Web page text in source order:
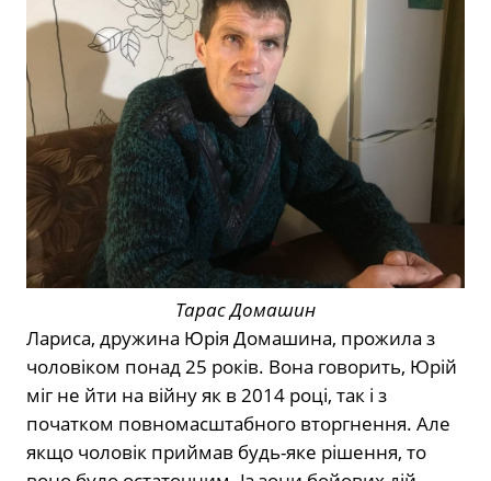
Тарас Домашин
Лариса, дружина Юрія Домашина, прожила з
чоловіком понад 25 років. Вона говорить, Юрій
міг не йти на війну як в 2014 році, так і з
початком повномасштабного вторгнення. Але
якщо чоловік приймав будь-яке рішення, то